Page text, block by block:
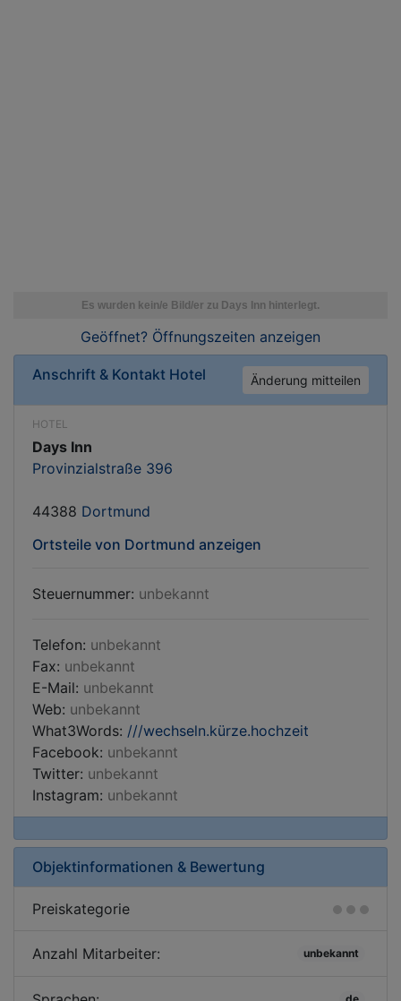
Geöffnet? Öffnungszeiten anzeigen
Anschrift & Kontakt Hotel Änderung mitteilen
HOTEL
Days Inn
Provinzialstraße 396
44388 Dortmund
Ortsteile von Dortmund anzeigen
Steuernummer: unbekannt
Telefon: unbekannt
Fax: unbekannt
E-Mail: unbekannt
Web: unbekannt
What3Words: ///wechseln.kürze.hochzeit
Facebook: unbekannt
Twitter: unbekannt
Instagram: unbekannt
Objektinformationen & Bewertung
Preiskategorie
Anzahl Mitarbeiter: unbekannt